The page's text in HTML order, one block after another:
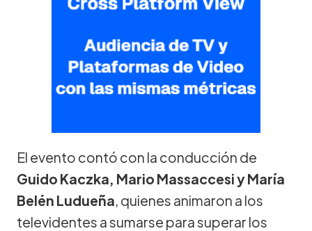
El evento contó con la conducción de
Guido Kaczka, Mario Massaccesi y María
Belén Ludueña, quienes animaron a los
televidentes a sumarse para superar los